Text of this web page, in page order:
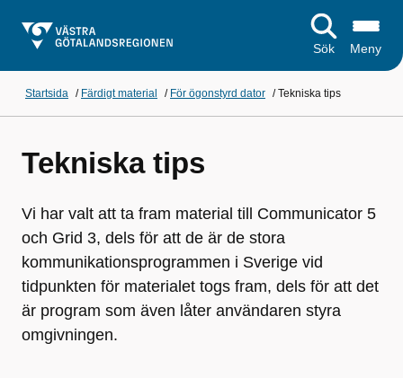
Sök Meny
Startsida / Färdigt material / För ögonstyrd dator /Tekniska tips
Tekniska tips
Vi har valt att ta fram material till Communicator 5
och Grid 3, dels för att de är de stora
kommunikationsprogrammen i Sverige vid
tidpunkten för materialet togs fram, dels för att det
är program som även låter användaren styra
omgivningen.